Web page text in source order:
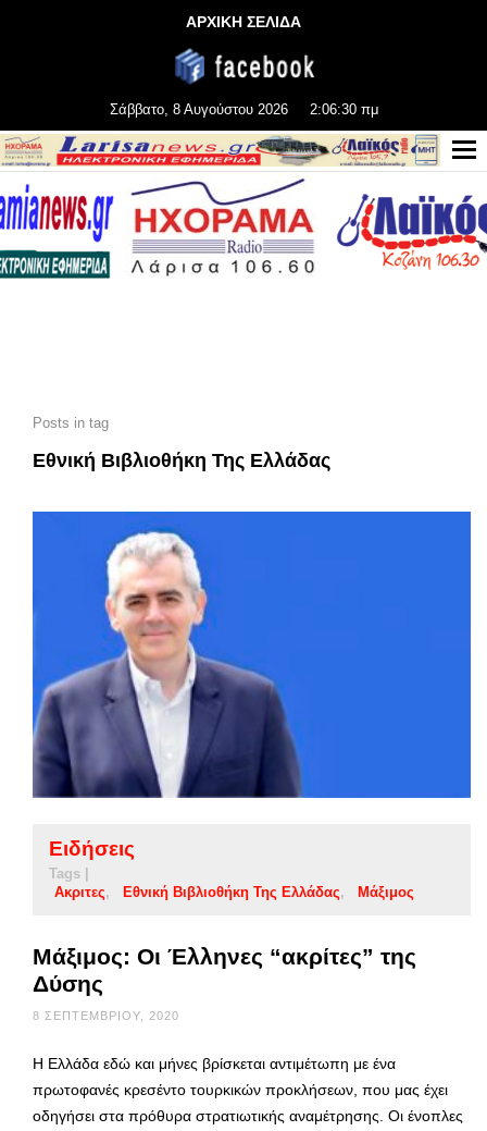
ΑΡΧΙΚΗ ΣΕΛΙΔΑ
Σάββατο, 8 Αυγούστου 2026 2:06:30 πμ
Posts in tag
Εθνική Βιβλιοθήκη Της Ελλάδας
Ειδήσεις
Tags |
Ακριτες
Εθνική Βιβλιοθήκη Της Ελλάδας Μάξιμος
Μάξιμος: Οι Έλληνες “ακρίτες” της
Δύσης
8 ΣΕΠΤΕΜΒΡΊΟΥ, 2020
Η Ελλάδα εδώ και μήνες βρίσκεται αντιμέτωπη με ένα
πρωτοφανές κρεσέντο τουρκικών προκλήσεων, που μας έχει
οδηγήσει στα πρόθυρα στρατιωτικής αναμέτρησης. Οι ένοπλες